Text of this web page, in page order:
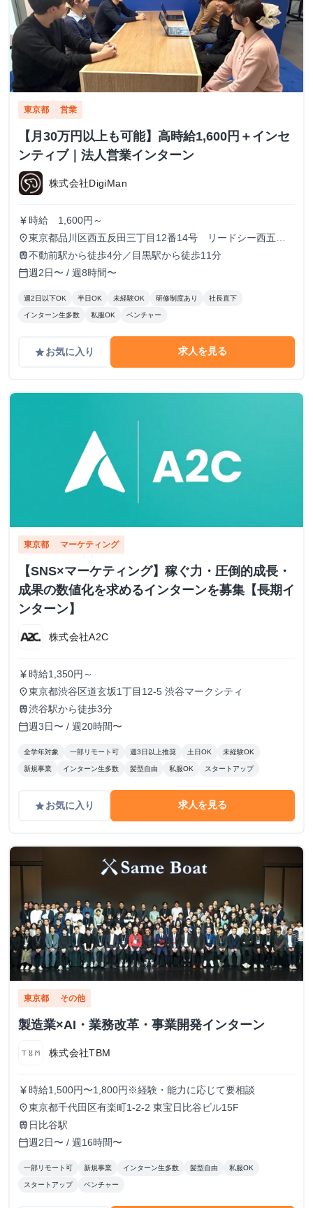
東京都 営業
【月30万円以上も可能】高時給1,600円＋インセ
ンティブ｜法人営業インターン
株式会社DigiMan
currency_yen 時給 1,600円～
place東京都品川区西五反田三丁目12番14号 リードシー西五反
田ビル7-8階（受付8階）
train不動前駅から徒歩4分／目黒駅から徒歩11分
calendar_today週2日〜 / 週8時間〜
週2日以下OK 半日OK 未経験OK 研修制度あり 社長直下
インターン生多数 私服OK ベンチャー
gradeお気に入り 求人を見る
東京都 マーケティング
【SNS×マーケティング】稼ぐ力・圧倒的成長・
成果の数値化を求めるインターンを募集【長期イ
ンターン】
株式会社A2C
currency_yen 時給1,350円～
place東京都渋谷区道玄坂1丁目12-5 渋谷マークシティ
train渋谷駅から徒歩3分
calendar_today週3日〜 / 週20時間〜
全学年対象 一部リモート可 週3日以上推奨 土日OK 未経験OK
新規事業 インターン生多数 髪型自由 私服OK スタートアップ
gradeお気に入り 求人を見る
東京都 その他
製造業×AI・業務改革・事業開発インターン
株式会社TBM
currency_yen 時給1,500円〜1,800円※経験・能力に応じて要相談
place東京都千代田区有楽町1-2-2 東宝日比谷ビル15F
train 日比谷駅
calendar_today週2日〜 / 週16時間〜
一部リモート可 新規事業 インターン生多数 髪型自由 私服OK
スタートアップ ベンチャー